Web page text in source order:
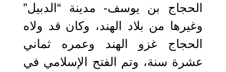
الحجاج بن يوسف- مدينة “الدبيل”
وغيرها من بلاد الهند، وكان قد ولاه
الحجاج غزو الهند وعمره ثماني
عشرة سنة، وتم الفتح الإسلامي في